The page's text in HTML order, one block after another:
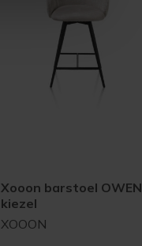
Xooon barstoel OWEN
kiezel
XOOON